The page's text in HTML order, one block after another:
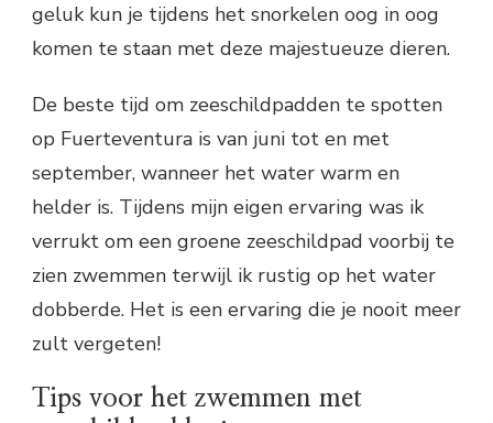
geluk kun je tijdens het snorkelen oog in oog
komen te staan met deze majestueuze dieren.
De beste tijd om zeeschildpadden te spotten
op Fuerteventura is van juni tot en met
september, wanneer het water warm en
helder is. Tijdens mijn eigen ervaring was ik
verrukt om een groene zeeschildpad voorbij te
zien zwemmen terwijl ik rustig op het water
dobberde. Het is een ervaring die je nooit meer
zult vergeten!
Tips voor het zwemmen met